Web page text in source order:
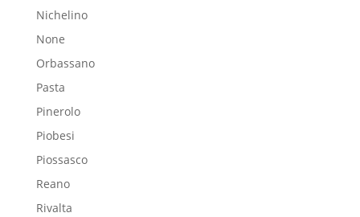
Nichelino
None
Orbassano
Pasta
Pinerolo
Piobesi
Piossasco
Reano
Rivalta